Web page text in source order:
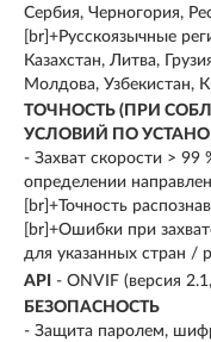
Сербия, Черногория,
[br]+Русскоязычные
Казахстан, Литва,
Молдова, Узбекистан,
ТОЧНОСТЬ (ПРИ
УСЛОВИЙ ПО
- Захват скорости > 99
определении
[br]+Точность
[br]+Ошибки при
для указанных стран /
API
- ONVIF (версия
БЕЗОПАСНОСТЬ
- Защита паролем,